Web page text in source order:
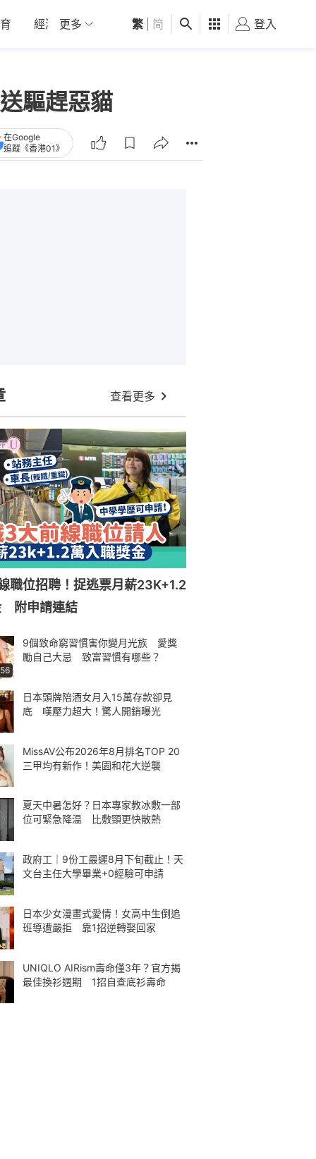
經濟 01深圳 觀點 健康 好食玩飛
更多 繁 简 登入
驅趕惡貓
在Google
追蹤《香港01》
查看更多
職位招聘！捉逃票月薪23K+1.2
附申請連結
9個致命窮習慣害你變月光族 愛獎
勵自己大忌 致富習慣有哪些？
日本頭牌陪酒女月入15萬存款卻見
底 嘆壓力超大！驚人開銷曝光
MissAV公布2026年8月排名TOP 20
三甲均有新作！美園和花大逆襲
夏天中暑怎好？日本專家教冰敷一部
位可緊急降温 比敷頸更快散熱
政府工｜9份工最遲8月下旬截止！天
文台主任大學畢業+0經驗可申請
日本少女漫畫式愛情！女高中生倒追
班導遭嚴拒 靠1招逆轉娶回家
UNIQLO AIRism壽命僅3年？官方揭
最佳換衫週期 1招自查底衫壽命